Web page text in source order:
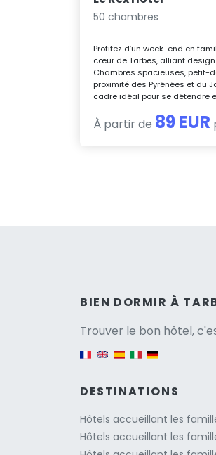
50 chambres
Profitez d’un week-end en
cœur de Tarbes, alliant
Chambres spacieuses, petit-
proximité des Pyrénées et du
cadre idéal pour se détendre
À partir de 89 EUR
BIEN DORMIR À
Trouver le bon hôtel,
DESTINATIONS
Hôtels accueillant les
Hôtels accueillant les